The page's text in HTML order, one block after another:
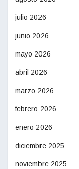
julio 2026
junio 2026
mayo 2026
abril 2026
marzo 2026
febrero 2026
enero 2026
diciembre 2025
noviembre 2025